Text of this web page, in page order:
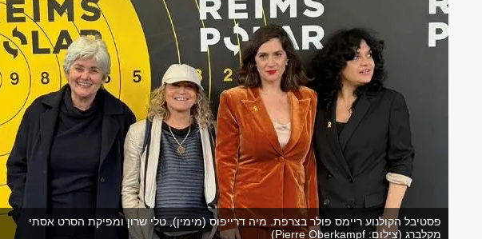
פסטיבל הקולנוע ריימס פולר בצרפת. מיה דרייפוס (מימין), טלי שרון ומפיקת הסרט אסתי
מקלברג (צילום: Pierre Oberkampf)